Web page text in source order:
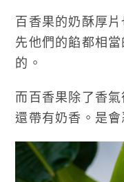
百香果的奶酥厚
先他們的餡都相
的。
而百香果除了香
還帶有奶香。是